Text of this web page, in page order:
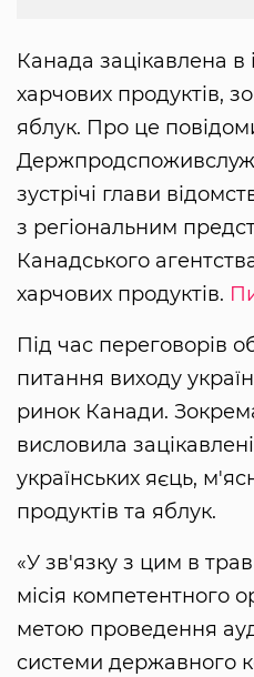
Канада зацікавлена ​​в
харчових продуктів,
яблук. Про це
зустрічі глави
з регіональним
Канадського
харчових продуктів.
Під час переговорів
питання виходу
ринок Канади.
висловила
українських яєць,
продуктів та яблук.
«У зв'язку з цим в
місія компетентного
метою проведення
системи державного